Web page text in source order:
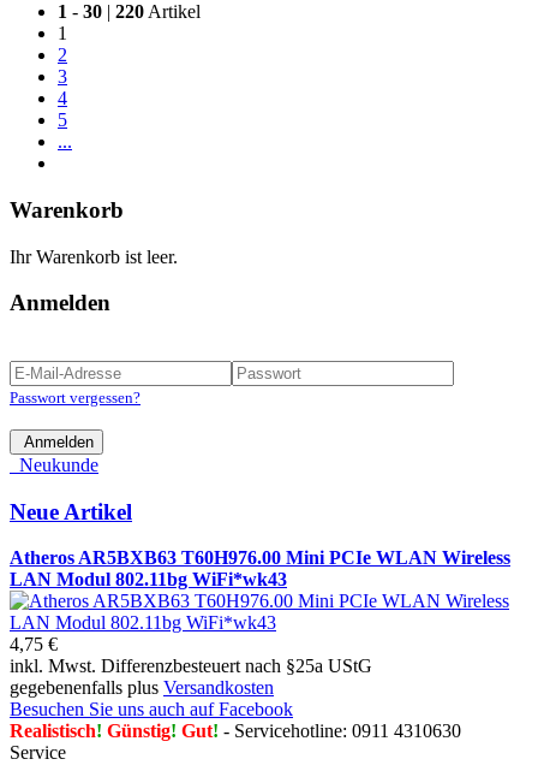
1 - 30 | 220 Artikel
1
2
3
4
5
...
Warenkorb
Ihr Warenkorb ist leer.
Anmelden
Passwort vergessen?
Anmelden
Neukunde
Neue Artikel
Atheros AR5BXB63 T60H976.00 Mini PCIe WLAN Wireless
LAN Modul 802.11bg WiFi*wk43
4,75 €
inkl. Mwst. Differenzbesteuert nach §25a UStG
gegebenenfalls plus Versandkosten
Besuchen Sie uns auch auf Facebook
Realistisch! Günstig! Gut! - Servicehotline: 0911 4310630
Service